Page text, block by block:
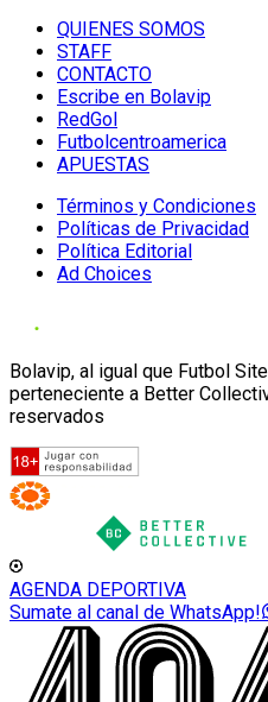
QUIENES SOMOS
STAFF
CONTACTO
Escribe en Bolavip
RedGol
Futbolcentroamerica
APUESTAS
Términos y Condiciones
Políticas de Privacidad
Política Editorial
Ad Choices
Bolavip, al igual que Futbol
perteneciente a Better
reservados
AGENDA DEPORTIVA
Sumate al canal de WhatsApp!